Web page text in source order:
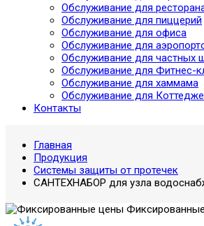
Обслуживание для
Обслуживание для пиццерий
Обслуживание для офиса
Обслуживание для
Обслуживание для частных
Обслуживание для Фитнес-
Обслуживание для хаммама
Обслуживание для
Контакты
Главная
Продукция
Системы защиты от протечек
САНТЕХНАБОР для узла